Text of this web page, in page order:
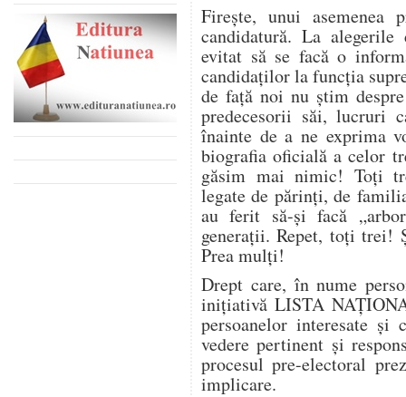
Firește, unui asemenea
candidatură. La
evitat să se facă o
candidaților la funcția
de față noi nu știm
predecesorii săi, lucruri
înainte de a ne exprima
biografia oficială a celor
găsim mai nimic! Toți
legate de părinți, de
au ferit să-și facă
generații. Repet, toți trei!
Prea mulți!
Drept care, în nume
inițiativă LISTA
persoanelor interesate și
vedere pertinent și
procesul pre-electoral
implicare.